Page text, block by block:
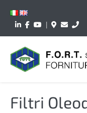
|
Filtri